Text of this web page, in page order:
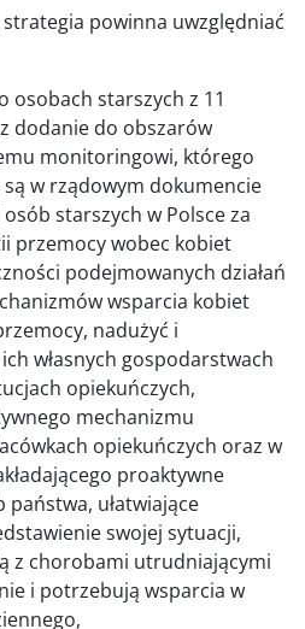
powinna uwzględniać
starszych z 11
dodanie do obszarów
monitoringowi, którego
w rządowym dokumencie
starszych w Polsce za
przemocy wobec kobiet
podejmowanych działań
wsparcia kobiet
nadużyć i
własnych gospodarstwach
opiekuńczych,
mechanizmu
opiekuńczych oraz w
proaktywne
państwa, ułatwiające
swojej sytuacji,
z chorobami utrudniającymi
i potrzebują wsparcia w